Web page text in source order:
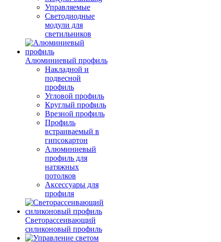
Управляемые
Светодиодные
модули для
светильников
Алюминиевый профиль
Накладной и
подвесной
профиль
Угловой профиль
Круглый профиль
Врезной профиль
Профиль
встраиваемый в
гипсокартон
Алюминиевый
профиль для
натяжных
потолков
Аксессуары для
профиля
Светорассеивающий
силиконовый профиль